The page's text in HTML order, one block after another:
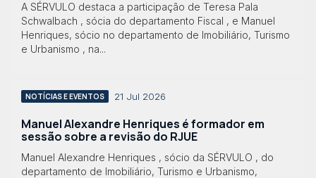
A SÉRVULO destaca a participação de Teresa Pala
Schwalbach , sócia do departamento Fiscal , e Manuel
Henriques, sócio no departamento de Imobiliário, Turismo
e Urbanismo , na...
NOTÍCIAS E EVENTOS 21 Jul 2026
Manuel Alexandre Henriques é formador em
sessão sobre a revisão do RJUE
Manuel Alexandre Henriques , sócio da SÉRVULO , do
departamento de Imobiliário, Turismo e Urbanismo,